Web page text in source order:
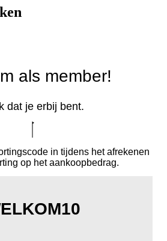
als member!
dat je erbij bent.
in tijdens het afrekenen
op het aankoopbedrag.